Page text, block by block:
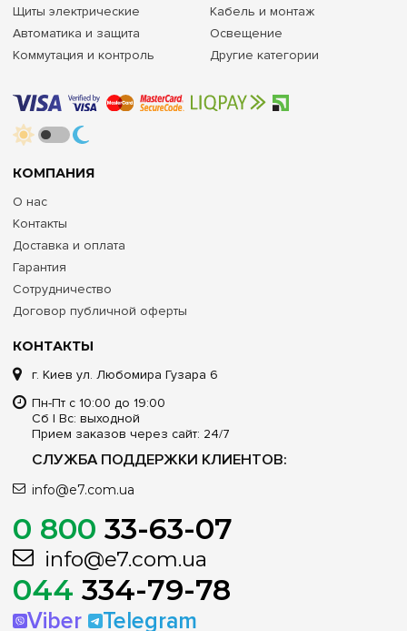
КОНТАКТЫ
г. Киев ул. Любомира Гузара 6
Пн-Пт с 10:00 до 19:00
Сб | Вс: выходной
Прием заказов через сайт: 24/7
СЛУЖБА ПОДДЕРЖКИ КЛИЕНТОВ:
info@e7.com.ua
0 800 33-63-07
info@e7.com.ua
044 334-79-78
Viber Telegram
КОМПАНИЯ
О нас
Контакты
Доставка и оплата
Гарантия
Сотрудничество
Договор публичной оферты
Щиты электрические
Автоматика и защита
Коммутация и контроль
Кабель и монтаж
Освещение
Другие категории